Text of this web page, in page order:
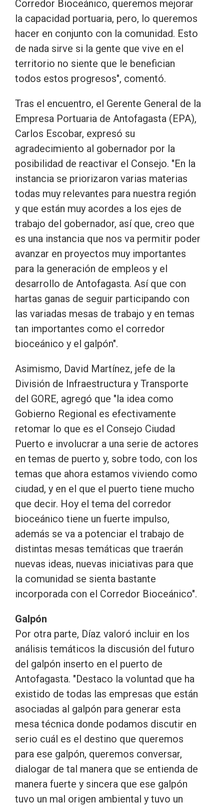
Corredor Bioceánico, queremos mejorar
la capacidad portuaria, pero, lo queremos
hacer en conjunto con la comunidad. Esto
de nada sirve si la gente que vive en el
territorio no siente que le benefician
todos estos progresos", comentó.
Tras el encuentro, el Gerente General de la
Empresa Portuaria de Antofagasta (EPA),
Carlos Escobar, expresó su
agradecimiento al gobernador por la
posibilidad de reactivar el Consejo. "En la
instancia se priorizaron varias materias
todas muy relevantes para nuestra región
y que están muy acordes a los ejes de
trabajo del gobernador, así que, creo que
es una instancia que nos va permitir poder
avanzar en proyectos muy importantes
para la generación de empleos y el
desarrollo de Antofagasta. Así que con
hartas ganas de seguir participando con
las variadas mesas de trabajo y en temas
tan importantes como el corredor
bioceánico y el galpón".
Asimismo, David Martínez, jefe de la
División de Infraestructura y Transporte
del GORE, agregó que "la idea como
Gobierno Regional es efectivamente
retomar lo que es el Consejo Ciudad
Puerto e involucrar a una serie de actores
en temas de puerto y, sobre todo, con los
temas que ahora estamos viviendo como
ciudad, y en el que el puerto tiene mucho
que decir. Hoy el tema del corredor
bioceánico tiene un fuerte impulso,
además se va a potenciar el trabajo de
distintas mesas temáticas que traerán
nuevas ideas, nuevas iniciativas para que
la comunidad se sienta bastante
incorporada con el Corredor Bioceánico".
Galpón
Por otra parte, Díaz valoró incluir en los
análisis temáticos la discusión del futuro
del galpón inserto en el puerto de
Antofagasta. "Destaco la voluntad que ha
existido de todas las empresas que están
asociadas al galpón para generar esta
mesa técnica donde podamos discutir en
serio cuál es el destino que queremos
para ese galpón, queremos conversar,
dialogar de tal manera que se entienda de
manera fuerte y sincera que ese galpón
tuvo un mal origen ambiental y tuvo un